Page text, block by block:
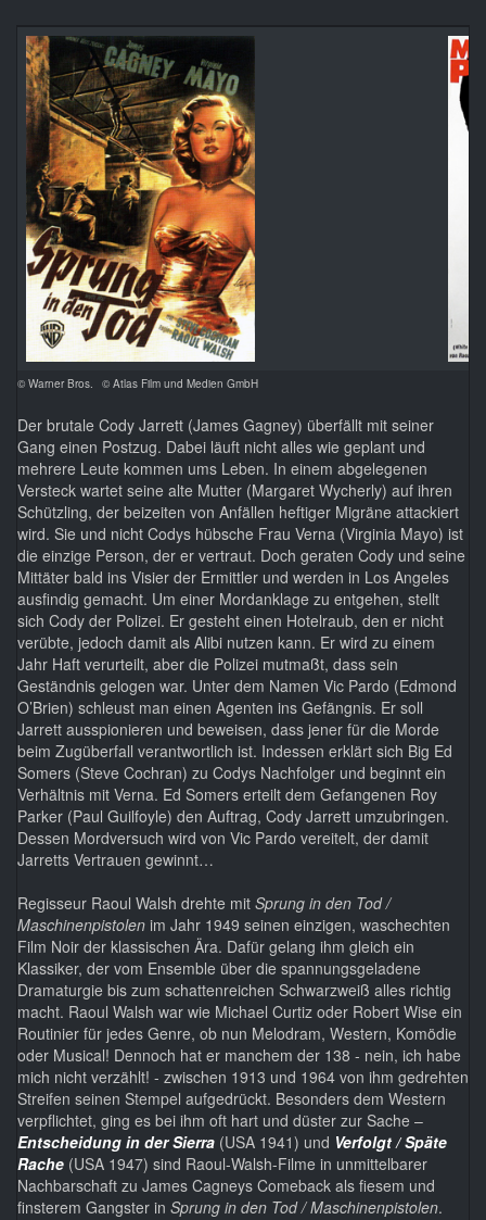
© Warner Bros. © Atlas Film und Medien GmbH
Der brutale Cody Jarrett (James Gagney) überfällt mit seiner
Gang einen Postzug. Dabei läuft nicht alles wie geplant und
mehrere Leute kommen ums Leben. In einem abgelegenen
Versteck wartet seine alte Mutter (Margaret Wycherly) auf ihren
Schützling, der beizeiten von Anfällen heftiger Migräne attackiert
wird. Sie und nicht Codys hübsche Frau Verna (Virginia Mayo) ist
die einzige Person, der er vertraut. Doch geraten Cody und seine
Mittäter bald ins Visier der Ermittler und werden in Los Angeles
ausfindig gemacht. Um einer Mordanklage zu entgehen, stellt
sich Cody der Polizei. Er gesteht einen Hotelraub, den er nicht
verübte, jedoch damit als Alibi nutzen kann. Er wird zu einem
Jahr Haft verurteilt, aber die Polizei mutmaßt, dass sein
Geständnis gelogen war. Unter dem Namen Vic Pardo (Edmond
O’Brien) schleust man einen Agenten ins Gefängnis. Er soll
Jarrett ausspionieren und beweisen, dass jener für die Morde
beim Zugüberfall verantwortlich ist. Indessen erklärt sich Big Ed
Somers (Steve Cochran) zu Codys Nachfolger und beginnt ein
Verhältnis mit Verna. Ed Somers erteilt dem Gefangenen Roy
Parker (Paul Guilfoyle) den Auftrag, Cody Jarrett umzubringen.
Dessen Mordversuch wird von Vic Pardo vereitelt, der damit
Jarretts Vertrauen gewinnt…
Regisseur Raoul Walsh drehte mit Sprung in den Tod /
Maschinenpistolen im Jahr 1949 seinen einzigen, waschechten
Film Noir der klassischen Ära. Dafür gelang ihm gleich ein
Klassiker, der vom Ensemble über die spannungsgeladene
Dramaturgie bis zum schattenreichen Schwarzweiß alles richtig
macht. Raoul Walsh war wie Michael Curtiz oder Robert Wise ein
Routinier für jedes Genre, ob nun Melodram, Western, Komödie
oder Musical! Dennoch hat er manchem der 138 - nein, ich habe
mich nicht verzählt! - zwischen 1913 und 1964 von ihm gedrehten
Streifen seinen Stempel aufgedrückt. Besonders dem Western
verpflichtet, ging es bei ihm oft hart und düster zur Sache –
Entscheidung in der Sierra (USA 1941) und Verfolgt / Späte
Rache (USA 1947) sind Raoul-Walsh-Filme in unmittelbarer
Nachbarschaft zu James Cagneys Comeback als fiesem und
finsterem Gangster in Sprung in den Tod / Maschinenpistolen.